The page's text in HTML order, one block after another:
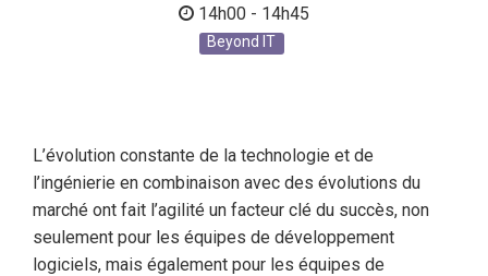
14h00 - 14h45
Beyond IT
L’évolution constante de la technologie et de
l’ingénierie en combinaison avec des évolutions du
marché ont fait l’agilité un facteur clé du succès, non
seulement pour les équipes de développement
logiciels, mais également pour les équipes de